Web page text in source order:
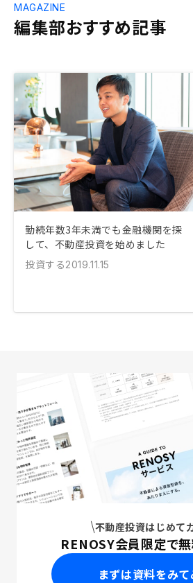
編集部おすすめ記事
MAGAZINE
勤続年数3年未満でも金融機関を探
して、不動産投資を始めました
投資する2019.11.15
不動産投資はじめて
RENOSY会員限定で無
まずは資料をみて